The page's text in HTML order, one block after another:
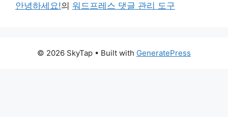
안녕하세요!의 워드프레스 댓글 관리 도구
© 2026 SkyTap • Built with GeneratePress